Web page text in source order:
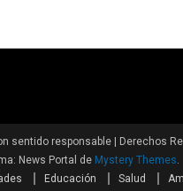
sentido responsable | Derechos
News Portal de Mystery Themes.
Educación Salud